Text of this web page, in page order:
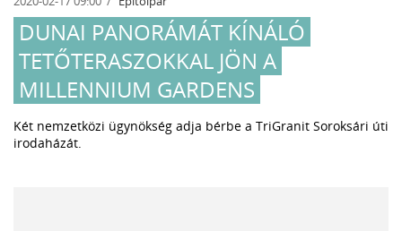
DUNAI PANORÁMÁT KÍNÁLÓ
TETŐTERASZOKKAL JÖN A
MILLENNIUM GARDENS
Két nemzetközi ügynökség adja bérbe a TriGranit Soroksári úti
irodaházát.